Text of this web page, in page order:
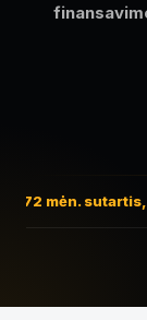
mėn. sutartis,